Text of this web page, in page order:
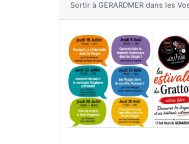
Sortir à GERARDMER dans les